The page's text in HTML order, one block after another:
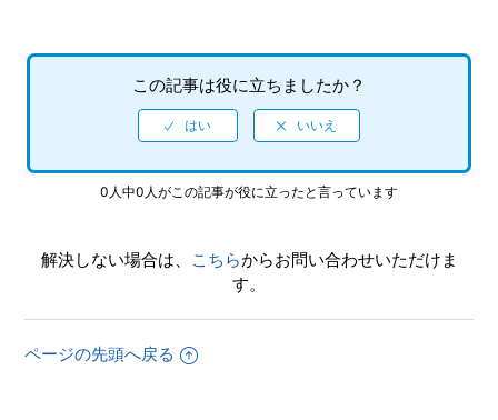
対応していますか（制限されている機能はありますか）
【Xbox One・Xbox Series X|S/龍が如く８】クリア後、2周
めができるモードはありますか。
【Xbox One・Xbox Series X|S/龍が如く８】パチンコやパ
【Xbox One・Xbox Series X|S/龍が如く８】Xbox Series
X|SとXbox OneとWindowsでは実績は共有ですか、それと
【Xbox One・Xbox Series X|S/龍が如く８】トロフィー、
この記事は役に立ちましたか？
0人中0人がこの記事が役に立ったと言っています
解決しない場合は、 こちらからお問い合わせいただけま
す。
ページの先頭へ戻る